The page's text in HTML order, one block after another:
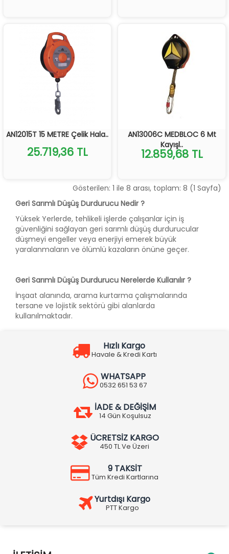
AN12015T 15 METRE Çelik Hala..
25.719,36 TL
AN13006C MEDBLOC 6 Mt
Kayışl..
12.859,68 TL
Gösterilen: 1 ile 8 arası, toplam: 8 (1 Sayfa)
Geri Sarımlı Düşüş Durdurucu Nedir ?
Yüksek Yerlerde, tehlikeli işlerde çalışanlar için iş
güvenliğini sağlayan geri sarımlı düşüş durdurucular
düşmeyi engeller veya enerjiyi emerek büyük
yaralanmaların ve ölümlü kazaların önüne geçer.
Geri Sarımlı Düşüş Durdurucu Nerelerde Kullanılır ?
İnşaat alanında, arama kurtarma çalışmalarında
tersane ve lojistik sektörü gibi alanlarda
kullanılmaktadır.
Hızlı Kargo
Havale & Kredi Kartı
WHATSAPP
0532 651 53 67
İADE & DEĞİŞİM
14 Gün Koşulsuz
ÜCRETSİZ KARGO
450 TL Ve Üzeri
9 TAKSİT
Tüm Kredi Kartlarına
Yurtdışı Kargo
PTT Kargo